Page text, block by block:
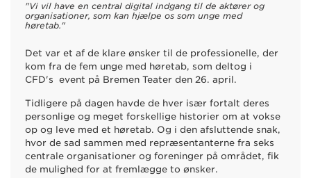
"Vi vil have en central digital indgang til de aktører og
organisationer, som kan hjælpe os som unge med
høretab."
Det var et af de klare ønsker til de professionelle, der
kom fra de fem unge med høretab, som deltog i
CFD's event på Bremen Teater den 26. april.
Tidligere på dagen havde de hver især fortalt deres
personlige og meget forskellige historier om at vokse
op og leve med et høretab. Og i den afsluttende snak,
hvor de sad sammen med repræsentanterne fra seks
centrale organisationer og foreninger på området, fik
de mulighed for at fremlægge to ønsker.